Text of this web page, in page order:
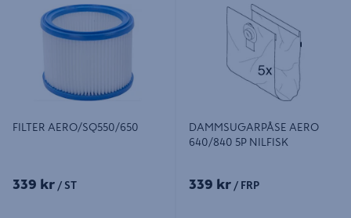
FILTER AERO/SQ550/650
339 kr / ST
640/840 5P NILFISK
DAMMSUGARPÅSE AERO
640/840 5P NILFISK
339 kr / FRP